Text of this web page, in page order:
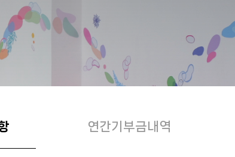
연간기부금내역